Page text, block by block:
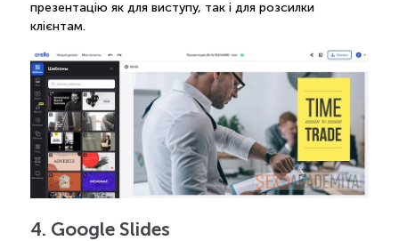
презентацію як для виступу, так і для розсилки
клієнтам.
4. Google Slides